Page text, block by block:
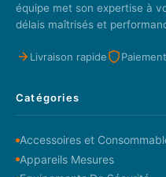
équipe met son expertise à
délais maîtrisés et
Livraison rapide
Catégories
Accessoires et
Appareils Mesures